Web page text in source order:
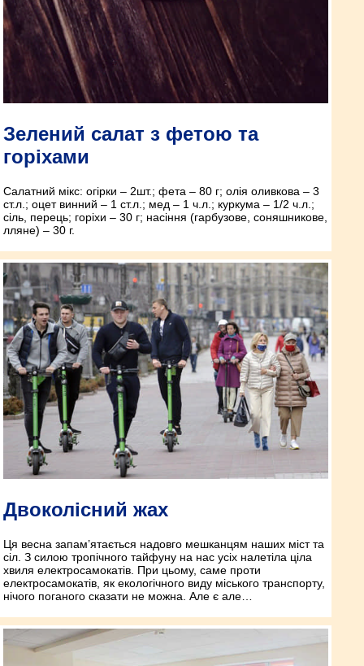
Зелений салат з фетою та
горіхами
Салатний мікс: огірки – 2шт.; фета – 80 г; олія оливкова – 3
ст.л.; оцет винний – 1 ст.л.; мед – 1 ч.л.; куркума – 1/2 ч.л.;
сіль, перець; горіхи – 30 г; насіння (гарбузове, соняшникове,
лляне) – 30 г.
Двоколісний жах
Ця весна запам’ятається надовго мешканцям наших міст та
сіл. З силою тропічного тайфуну на нас усіх налетіла ціла
хвиля електросамокатів. При цьому, саме проти
електросамокатів, як екологічного виду міського транспорту,
нічого поганого сказати не можна. Але є але…